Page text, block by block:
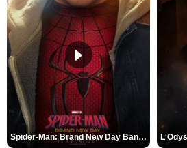
Spider-Man: Brand New Day Bande-annonce VO STFR